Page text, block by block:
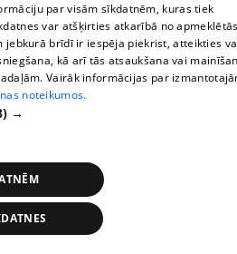
dārgākas, bet uzpirkšanas
par visām sīkdatnēm, kuras tiek
var atšķirties atkarībā no
jebkurā brīdī ir iespēja piekrist, atteikties
kā arī tās atsaukšana vai
Vairāk informācijas par
noteikumos.
→